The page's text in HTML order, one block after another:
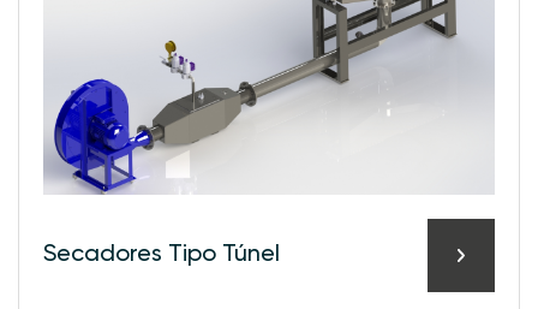
Secadores Tipo Túnel